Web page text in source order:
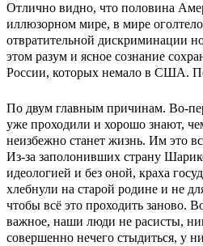
Отлично видно, что половина
иллюзорном мире, в мире
отвратительной дискриминации
этом разум и ясное сознание
России, которых немало в США.
По двум главным причинам. Во-
уже проходили и хорошо знают,
неизбежно станет жизнь. Им это
Из-за заполонивших страну
идеологией и без оной, краха
хлебнули на старой родине и не
чтобы всё это проходить заново.
важное, наши люди не расисты,
совершенно нечего стыдиться, у